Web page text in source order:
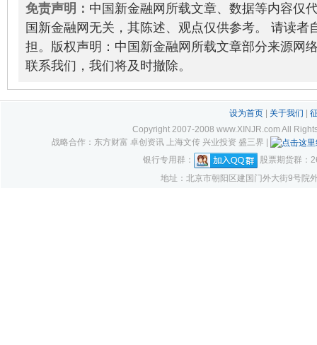
免责声明： 中国新金融网所载文章、数据等内容仅
国新金融网无关，其陈述、观点仅供参考。 请读者
担。版权声明：中国新金融网所载文章部分来源网
联系我们，我们将及时撤除。
设为首页| 关于我们
Copyright 2007-2008 www.XINJR.com All
战略合作：东方财富 卓创资讯 上海文传 兴业投资 盛三界 |
银行专用群：
股票期货群：
地址：北京市朝阳区建国门外大街9号院